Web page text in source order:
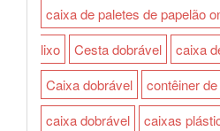
caixa de paletes de papelão
lixo
Cesta dobrável
caixa
Caixa dobrável
contêiner
caixa dobrável
caixas